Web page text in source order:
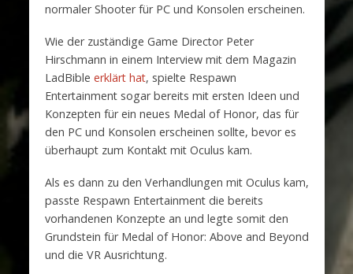
normaler Shooter für PC und Konsolen erscheinen.
Wie der zuständige Game Director Peter
Hirschmann in einem Interview mit dem Magazin
LadBible erklärt hat, spielte Respawn
Entertainment sogar bereits mit ersten Ideen und
Konzepten für ein neues Medal of Honor, das für
den PC und Konsolen erscheinen sollte, bevor es
überhaupt zum Kontakt mit Oculus kam.
Als es dann zu den Verhandlungen mit Oculus kam,
passte Respawn Entertainment die bereits
vorhandenen Konzepte an und legte somit den
Grundstein für Medal of Honor: Above and Beyond
und die VR Ausrichtung.